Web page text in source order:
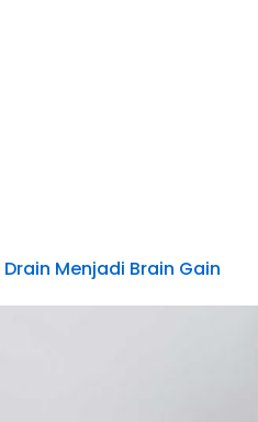
Menjadi Brain Gain